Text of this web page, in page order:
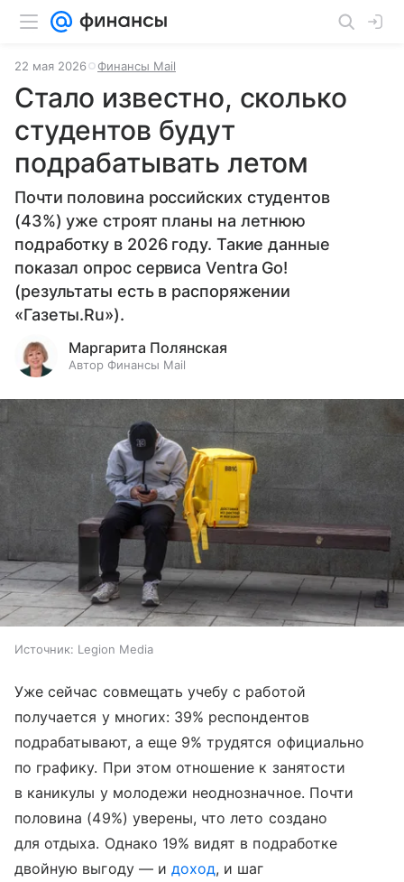
22 мая 2026 Финансы Mail
Стало известно, сколько
студентов будут
подрабатывать летом
Почти половина российских студентов
(43%) уже строят планы на летнюю
подработку в 2026 году. Такие данные
показал опрос сервиса Ventra Go!
(результаты есть в распоряжении
«Газеты.Ru»).
Маргарита Полянская
Автор Финансы Mail
Источник: Legion Media
Уже сейчас совмещать учебу с работой
получается у многих: 39% респондентов
подрабатывают, а еще 9% трудятся официально
по графику. При этом отношение к занятости
в каникулы у молодежи неоднозначное. Почти
половина (49%) уверены, что лето создано
для отдыха. Однако 19% видят в подработке
двойную выгоду — и доход, и шаг